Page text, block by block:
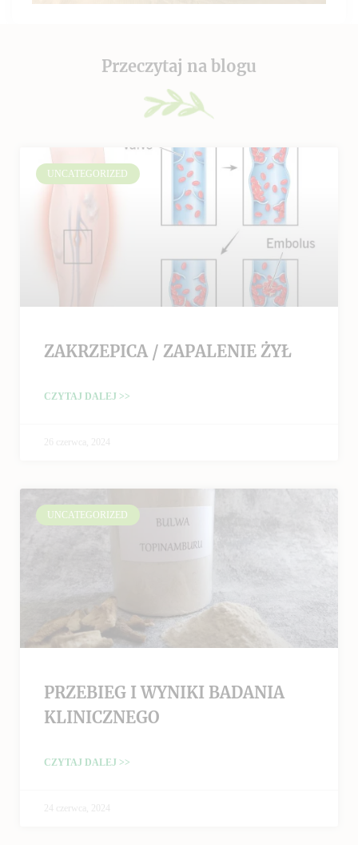
Przeczytaj na blogu
UNCATEGORIZED
ZAKRZEPICA / ZAPALENIE ŻYŁ
CZYTAJ DALEJ >>
26 czerwca, 2024
UNCATEGORIZED
PRZEBIEG I WYNIKI BADANIA
KLINICZNEGO
CZYTAJ DALEJ >>
24 czerwca, 2024